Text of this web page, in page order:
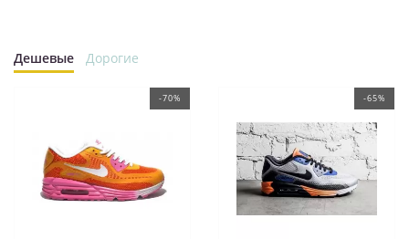
Дешевые Дорогие
-70% -65%